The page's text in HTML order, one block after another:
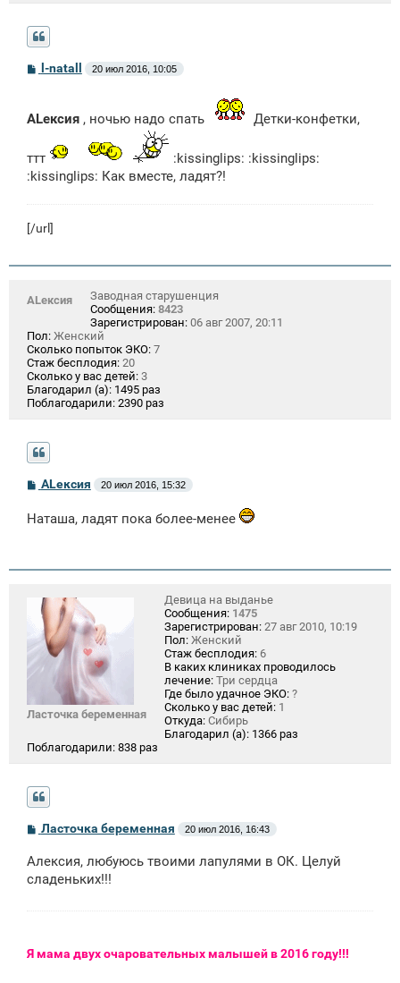
С
о
щ
и
е
l-natall 20 июл 2016, 10:05
ALексия , ночью надо спать Детки-конфетки,
ттт
:kissinglips: :kissinglips:
:kissinglips: Как вместе, ладят?!
[/url]
ALексия
Заводная старушенция
Сообщения: 8423
Зарегистрирован: 06 авг 2007, 20:11
Пол: Женский
Сколько попыток ЭКО: 7
Стаж бесплодия: 20
Сколько у вас детей: 3
Благодарил (а): 1495 раз
Поблагодарили: 2390 раз
С
б
и
ALексия 20 июл 2016, 15:32
Наташа, ладят пока более-менее
Ласточка беременная
Девица на выданье
Сообщения: 1475
Зарегистрирован: 27 авг 2010, 10:19
Пол: Женский
Стаж бесплодия: 6
В каких клиниках проводилось
лечение: Три сердца
Где было удачное ЭКО: ?
Сколько у вас детей: 1
Откуда: Сибирь
Благодарил (а): 1366 раз
Поблагодарили: 838 раз
С
б
щ
Ласточка беременная 20 июл 2016, 16:43
Алексия, любуюсь твоими лапулями в ОК. Целуй
сладеньких!!!
Я мама двух очаровательных малышей в 2016 году!!!